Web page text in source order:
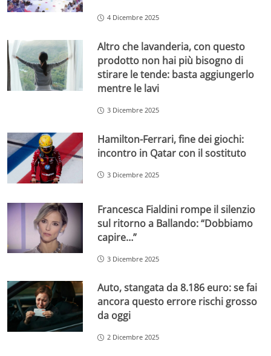
4 Dicembre 2025
Altro che lavanderia, con questo
prodotto non hai più bisogno di
stirare le tende: basta aggiungerlo
mentre le lavi
3 Dicembre 2025
Hamilton-Ferrari, fine dei giochi:
incontro in Qatar con il sostituto
3 Dicembre 2025
Francesca Fialdini rompe il silenzio
sul ritorno a Ballando: “Dobbiamo
capire…”
3 Dicembre 2025
Auto, stangata da 8.186 euro: se fai
ancora questo errore rischi grosso
da oggi
2 Dicembre 2025